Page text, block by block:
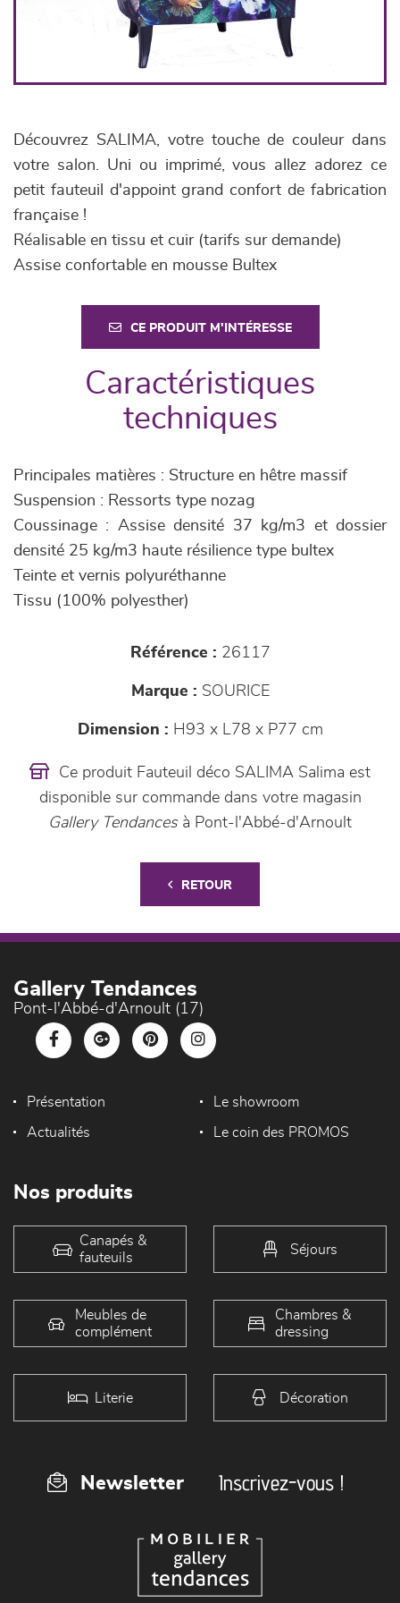
Découvrez SALIMA, votre touche de couleur dans
votre salon. Uni ou imprimé, vous allez adorez ce
petit fauteuil d'appoint grand confort de fabrication
française !
Réalisable en tissu et cuir (tarifs sur demande)
Assise confortable en mousse Bultex
CE PRODUIT M'INTÉRESSE
Caractéristiques
techniques
Principales matières : Structure en hêtre massif
Suspension : Ressorts type nozag
Coussinage : Assise densité 37 kg/m3 et dossier
densité 25 kg/m3 haute résilience type bultex
Teinte et vernis polyuréthanne
Tissu (100% polyesther)
Référence : 26117
Marque : SOURICE
Dimension : H93 x L78 x P77 cm
Ce produit Fauteuil déco SALIMA Salima est
disponible sur commande dans votre magasin
Gallery Tendancesà Pont-l'Abbé-d'Arnoult
RETOUR
Gallery Tendances
Pont-l'Abbé-d'Arnoult (17)
Présentation Le showroom
Actualités Le coin des PROMOS
Nos produits
Canapés &
fauteuils
Séjours
Meubles de
complément
Chambres &
dressing
Literie Décoration
Newsletter Inscrivez-vous !